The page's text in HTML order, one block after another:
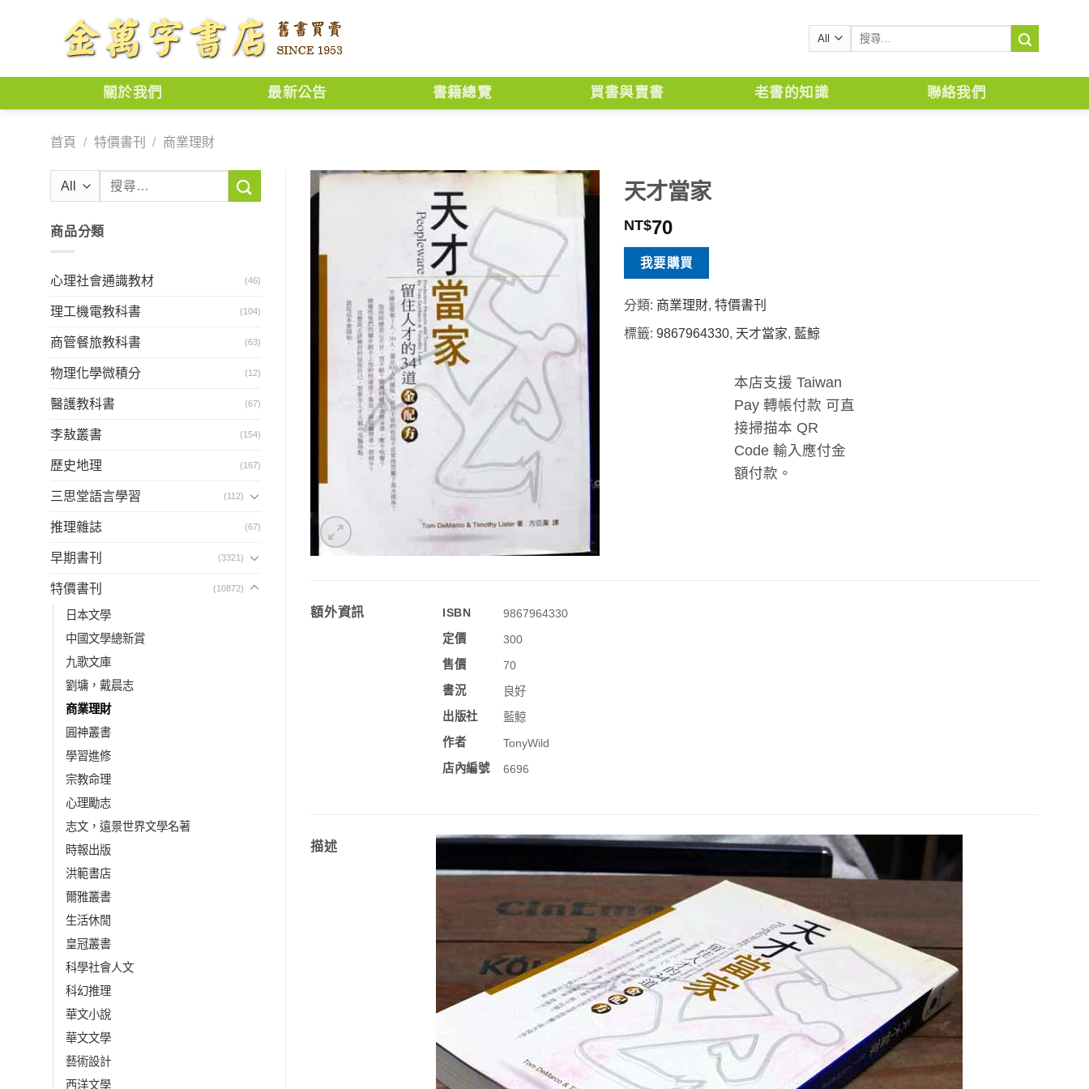
搜
鍵
關於我們 最新公告 書籍總覽 買書與賣書 老書的知識 聯絡我們
首頁 / 特價書刊 / 商業理財
鍵
商品分類
心理社會通識教材 (46)
理工機電教科書 (104)
商管餐旅教科書 (63)
物理化學微積分 (12)
醫護教科書 (67)
李敖叢書 (154)
歷史地理 (167)
三思堂語言學習 (112)
推理雜誌 (67)
早期書刊 (3321)
特價書刊 (10872)
日本文學
中國文學總新賞
九歌文庫
劉墉，戴晨志
商業理財
圓神叢書
學習進修
宗教命理
心理勵志
志文，遠景世界文學名著
時報出版
洪範書店
爾雅叢書
生活休閒
皇冠叢書
科學社會人文
科幻推理
華文小說
華文文學
藝術設計
西洋文學
天才當家
NT$70
我要購買
分類: 商業理財,特價書刊
標籤:9867964330, 天才當家, 藍鯨
本店支援 Taiwan
Pay 轉帳付款 可直
接掃描本 QR
Code 輸入應付金
額付款。
額外資訊 ISBN
9867964330
定價
300
售價
70
書況
良好
出版社
藍鯨
作者
TonyWild
店內編號
6696
描述